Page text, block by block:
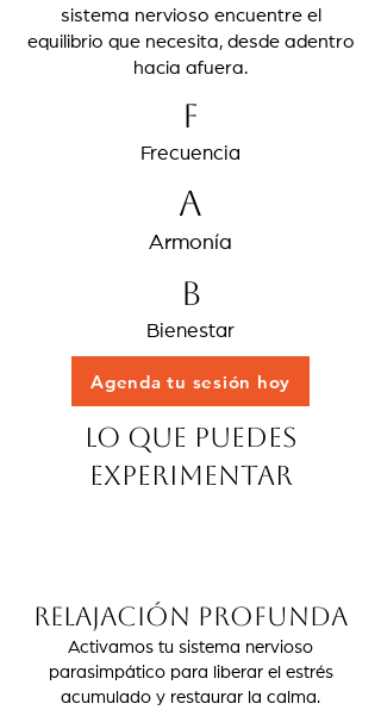
sistema nervioso encuentre el
equilibrio que necesita, desde adentro
hacia afuera.
F
Frecuencia
A
Armonía
B
Bienestar
Agenda tu sesión hoy
Lo que puedes
experimentar
Relajación profunda
Activamos tu sistema nervioso
parasimpático para liberar el estrés
acumulado y restaurar la calma.